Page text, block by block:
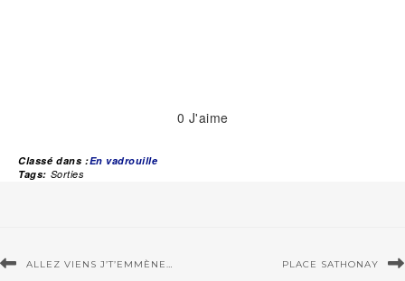
0 J'aime
Classé dans :En vadrouille
Tags: Sorties
ALLEZ VIENS J’T’EMMÈNE… PLACE SATHONAY